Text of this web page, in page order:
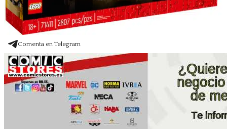
Comenta en Telegram